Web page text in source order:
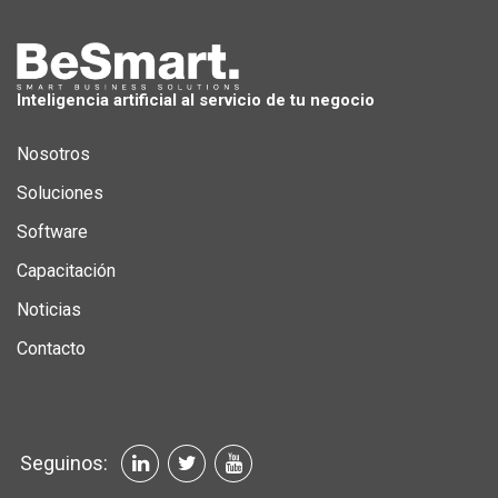
Inteligencia artificial al servicio de tu negocio
Nosotros
Soluciones
Software
Capacitación
Noticias
Contacto
Seguinos: